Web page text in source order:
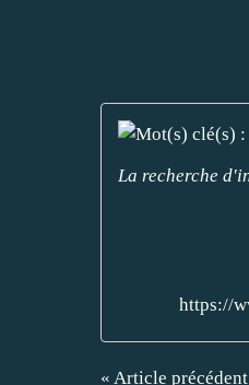
La recherche
https://
« Article précédent